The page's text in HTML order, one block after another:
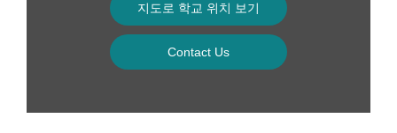
지도로 학교 위치 보기
Contact Us